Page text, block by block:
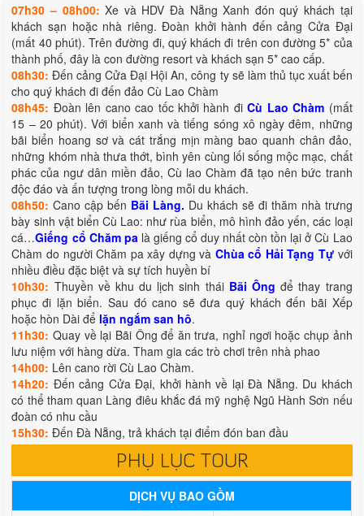
07h30 – 08h00: Xe và HDV Đà Nẵng Xanh đón quý khách tại
khách sạn hoặc nhà riêng. Đoàn khởi hành đến cảng Cửa Đại
(mất 40 phút). Trên đường đi, quý khách đi trên con đường 5* của
thành phố, đây là con đường resort và khách sạn 5* cao cấp.
08h30:Đến cảng Cửa Đại Hội An, công ty sẽ làm thủ tục xuất bến
cho quý khách đi đến đảo Cù Lao Chàm
08h45: Đoàn lên cano cao tốc khởi hành điCù Lao Chàm (mất
15 – 20 phút). Với biển xanh và tiếng sóng xô ngày đêm, những
bãi biển hoang sơ và cát trắng mịn màng bao quanh chân đảo,
những khóm nhà thưa thớt, bình yên cùng lối sống mộc mạc, chất
phác của ngư dân miền đảo, Cù lao Chàm đã tạo nên bức tranh
độc đáo và ấn tượng trong lòng mỗi du khách.
08h50: Cano cập bến Bãi Làng. Du khách sẽ đi thăm nhà trưng
bày sinh vật biển Cù Lao: như rùa biển, mô hình đảo yến, các loại
cá…Giếng cổ Chăm pa là giếng cổ duy nhất còn tồn lại ở Cù Lao
Chàm do người Chăm pa xây dựng và Chùa cổ Hải Tạng Tựvới
nhiều điều đặc biệt và sự tích huyền bí
10h30: Thuyền về khu du lịch sinh thái Bãi Ông để thay trang
phục đi lặn biển. Sau đó cano sẽ đưa quý khách đến bãi Xếp
hoặc hòn Dài để lặn ngắm san hô.
11h30: Quay về lại Bãi Ông để ăn trưa, nghỉ ngơi hoặc chụp ảnh
lưu niệm với hàng dừa. Tham gia các trò chơi trên nhà phao
14h00: Lên cano rời Cù Lao Chàm.
14h20: Đến cảng Cửa Đại, khởi hành về lại Đà Nẵng. Du khách
có thể tham quan Làng điêu khắc đá mỹ nghệ Ngũ Hành Sơn nếu
đoàn có nhu cầu
15h30: Đến Đà Nẵng, trả khách tại điểm đón ban đầu
PHỤ LỤC TOUR
DỊCH VỤ BAO GỒM